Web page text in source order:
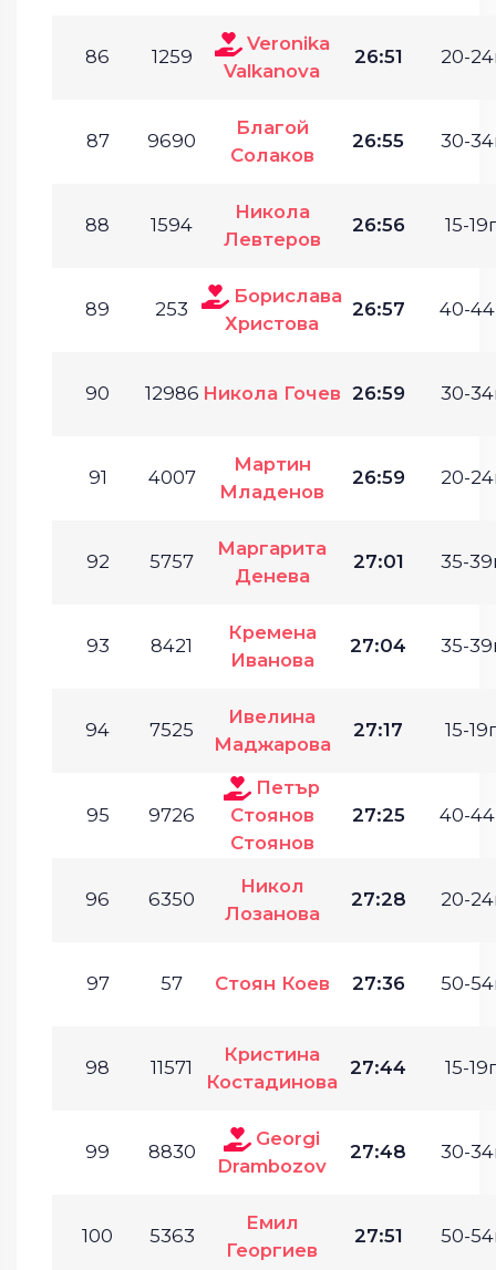
86 1259
Veronika
Valkanova
26:51 20-
87 9690
Благой
Солаков
26:55 30-
88 1594
Никола
Левтеров
26:56 15-
89 253
Борислава
Христова
26:57 40-
90 12986 Никола Гочев 26:59 30-
91 4007
Мартин
Младенов
26:59 20-
92 5757
Маргарита
Денева
27:01 35-
93 8421
Кремена
Иванова
27:04 35-
94 7525
Ивелина
Маджарова
27:17 15-
95 9726
Петър
Стоянов
Стоянов
27:25 40-
96 6350
Никол
Лозанова
27:28 20-
97 57 Стоян Коев 27:36 50-
98 11571
Кристина
Костадинова
27:44 15-
99 8830
Georgi
Drambozov
27:48 30-
100 5363
Емил
Георгиев
27:51 50-